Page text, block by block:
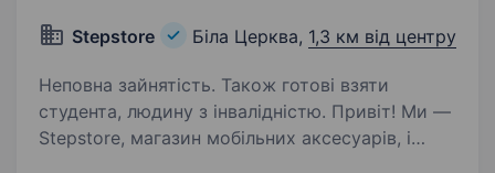
Stepstore Біла Церква, 1,3 км від центру
Неповна зайнятість. Також готові взяти
студента, людину з інвалідністю. Привіт! Ми —
Stepstore, магазин мобільних аксесуарів, і